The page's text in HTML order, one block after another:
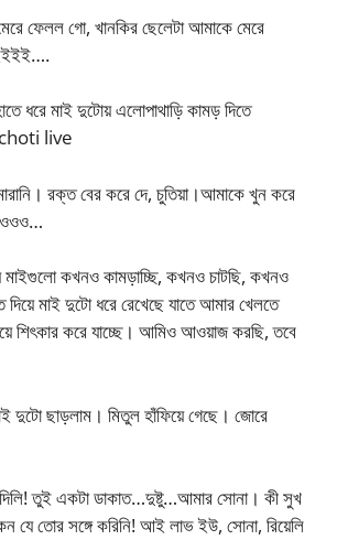
গো, খানকির ছেলেটা আমাকে মেরে
ধরে মাই দুটোয় এলোপাথাড়ি কামড় দিতে
live
রক্ত বের করে দে, চুতিয়া।আমাকে খুন করে
মাইগুলো কখনও কামড়াচ্ছি, কখনও চাটছি, কখনও
মাই দুটো ধরে রেখেছে যাতে আমার খেলতে
শিৎকার করে যাচ্ছে। আমিও আওয়াজ করছি, তবে
দুটো ছাড়লাম। মিতুল হাঁফিয়ে গেছে। জোরে
তুই একটা ডাকাত…দুষ্টু…আমার সোনা। কী সুখ
যে তোর সঙ্গে করিনি! আই লাভ ইউ, সোনা, রিয়েলি